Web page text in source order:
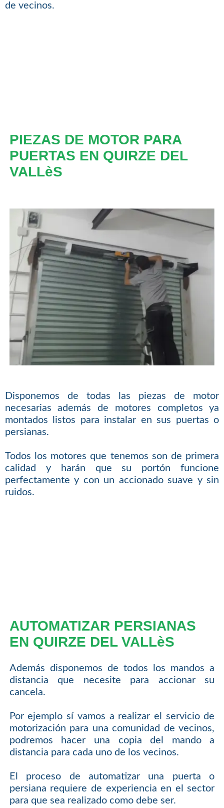
de vecinos.
PIEZAS DE MOTOR PARA
PUERTAS EN QUIRZE DEL
VALLèS
Disponemos de todas las piezas de motor
necesarias además de motores completos ya
montados listos para instalar en sus puertas o
persianas.
Todos los motores que tenemos son de primera
calidad y harán que su portón funcione
perfectamente y con un accionado suave y sin
ruidos.
AUTOMATIZAR PERSIANAS
EN QUIRZE DEL VALLèS
Además disponemos de todos los mandos a
distancia que necesite para accionar su
cancela.
Por ejemplo sí vamos a realizar el servicio de
motorización para una comunidad de vecinos,
podremos hacer una copia del mando a
distancia para cada uno de los vecinos.
El proceso de automatizar una puerta o
persiana requiere de experiencia en el sector
para que sea realizado como debe ser.